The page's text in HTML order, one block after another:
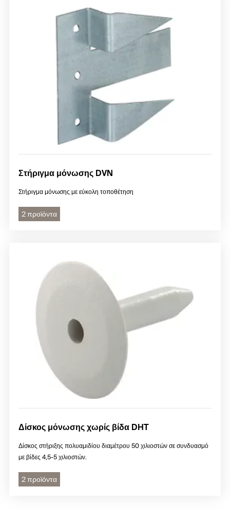
Στήριγμα μόνωσης DVN
Στήριγμα μόνωσης με εύκολη τοποθέτηση
2 προϊόντα
Δίσκος μόνωσης χωρίς βίδα DHT
Δίσκος στήριξης πολυαμιδίου διαμέτρου 50 χιλιοστών σε συνδυασμό
με βίδες 4,5-5 χιλιοστών.
2 προϊόντα